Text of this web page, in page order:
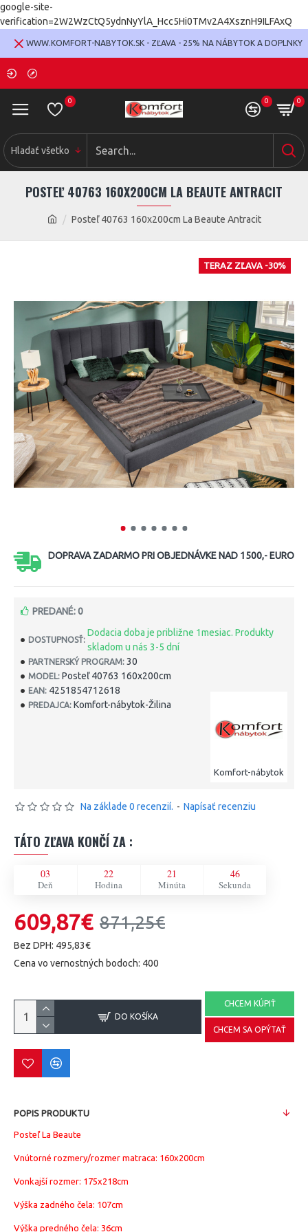
google-site-
verification=2W2WzCtQ5ydnNyYlA_Hcc5Hi0TMv2A4XsznH9ILFAxQ
WWW.KOMFORT-NABYTOK.SK - ZĽAVA - 25% NA NÁBYTOK A DOPLNKY
0 0 0
Hladať všetko
Posteľ 40763 160x200cm La Beaute Antracit
POSTEĽ 40763 160X200CM LA BEAUTE ANTRACIT
TERAZ ZĽAVA -30%
DOPRAVA ZADARMO PRI OBJEDNÁVKE NAD 1500,- EURO
DOSTUPNOSŤ:
Dodacia doba je približne 1mesiac. Produkty
skladom u nás 3-5 dní
PARTNERSKÝ PROGRAM: 30
MODEL: Posteľ 40763 160x200cm
EAN: 4251854712618
PREDAJCA: Komfort-nábytok-Žilina
Komfort-nábytok
PREDANÉ: 0
Na základe 0 recenzií. - Napísať recenziu
TÁTO ZĽAVA KONČÍ ZA :
03
Deň
22
Hodina
21
Minúta
45
Sekunda
609,87€ 871,25€
Bez DPH: 495,83€
Cena vo vernostných bodoch: 400
DO KOŠÍKA
CHCEM KÚPIŤ
CHCEM SA OPÝTAŤ
POPIS PRODUKTU
Posteľ La Beaute
Vnútorné rozmery/rozmer matraca: 160x200cm
Vonkajší rozmer: 175x218cm
Výška zadného čela: 107cm
Výška predného čela: 36cm